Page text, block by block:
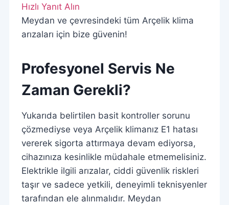
Hızlı Yanıt Alın
Meydan ve çevresindeki tüm Arçelik klima
arızaları için bize güvenin!
Profesyonel Servis Ne
Zaman Gerekli?
Yukarıda belirtilen basit kontroller sorunu
çözmediyse veya Arçelik klimanız E1 hatası
vererek sigorta attırmaya devam ediyorsa,
cihazınıza kesinlikle müdahale etmemelisiniz.
Elektrikle ilgili arızalar, ciddi güvenlik riskleri
taşır ve sadece yetkili, deneyimli teknisyenler
tarafından ele alınmalıdır. Meydan